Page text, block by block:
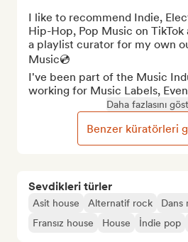
Sevdikleri türler
Asit house Alternatif rock Dans
Fransız house
House İndie pop
I like to recommend Indie,
Hip-Hop, Pop Music on
a playlist curator for my own
Music💿
I've been part of the Music
working for Music Labels,
Daha fazlasını
Benzer küratörleri